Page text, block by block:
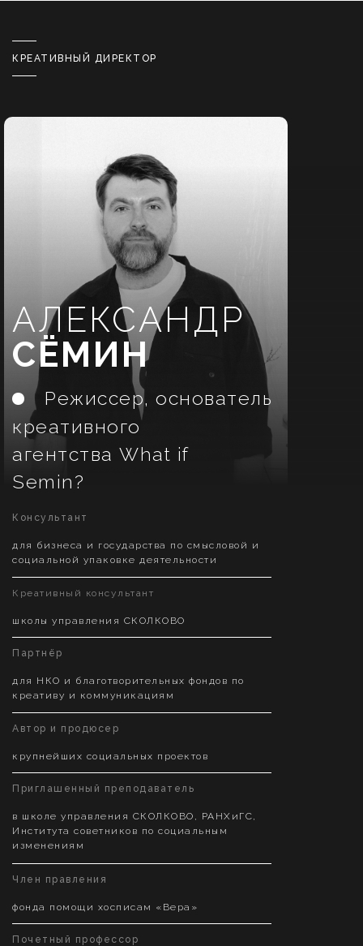
КРЕАТИВНЫЙ ДИРЕКТОР
АЛЕКСАНДР
СЁМИН
креативного
агентства What if
Semin?
Режиссер, основатель
фонда помощи хосписам «Вера»
Член правления
Почетный профессор
в школе управления СКОЛКОВО, РАНХиГС,
Института советников по социальным
изменениям
Приглашенный преподаватель
крупнейших социальных проектов
Автор и продюсер
для НКО и благотворительных фондов по
креативу и коммуникациям
Партнёр
школы управления СКОЛКОВО
Креативный консультант
для бизнеса и государства по смысловой и
социальной упаковке деятельности
Консультант